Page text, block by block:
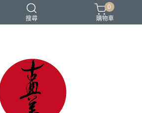
搜尋
棉麻 茶禪服
0
購物車